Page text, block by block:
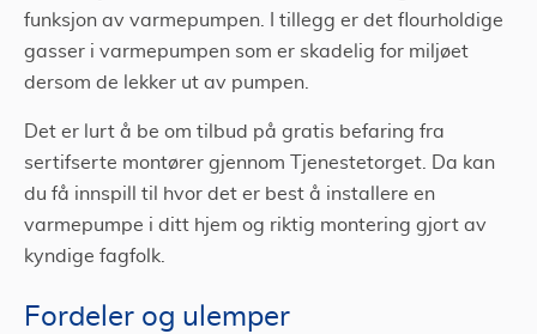
funksjon av varmepumpen. I tillegg er det flourholdige
gasser i varmepumpen som er skadelig for miljøet
dersom de lekker ut av pumpen.
Det er lurt å be om tilbud på gratis befaring fra
sertifserte montører gjennom Tjenestetorget. Da kan
du få innspill til hvor det er best å installere en
varmepumpe i ditt hjem og riktig montering gjort av
kyndige fagfolk.
Fordeler og ulemper